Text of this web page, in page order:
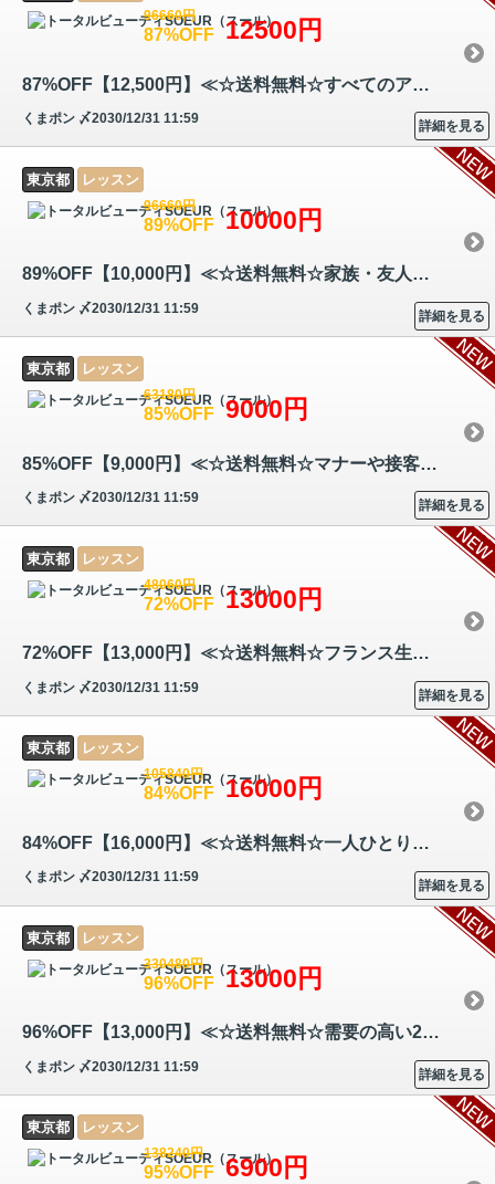
96660円
87%OFF 12500円
87%OFF【12,500円】≪☆送料無料☆すべてのアイテムを思いのままに輝かせられ…
くまポン 〆2030/12/31 11:59
詳細を見る
東京都 レッスン
96660円
89%OFF 10000円
89%OFF【10,000円】≪☆送料無料☆家族・友人・恋人や仕事にも！個性を引き出…
くまポン 〆2030/12/31 11:59
詳細を見る
東京都 レッスン
63180円
85%OFF 9000円
85%OFF【9,000円】≪☆送料無料☆マナーや接客、身だしなみや言葉づかい、ビ…
くまポン 〆2030/12/31 11:59
詳細を見る
東京都 レッスン
48060円
72%OFF 13000円
72%OFF【13,000円】≪☆送料無料☆フランス生まれの手工芸☆基礎から応用まで…
くまポン 〆2030/12/31 11:59
詳細を見る
東京都 レッスン
105840円
84%OFF 16000円
84%OFF【16,000円】≪☆送料無料☆一人ひとりの眉・骨格・輪郭・ 筋肉、また…
くまポン 〆2030/12/31 11:59
詳細を見る
東京都 レッスン
330480円
96%OFF 13000円
96%OFF【13,000円】≪☆送料無料☆需要の高い2つの人気トリートメントで全身…
くまポン 〆2030/12/31 11:59
詳細を見る
東京都 レッスン
138240円
95%OFF 6900円